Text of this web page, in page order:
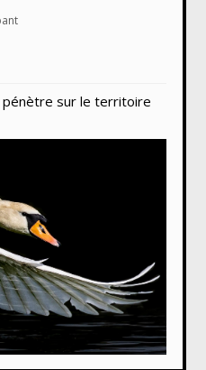
pénètre sur le territoire